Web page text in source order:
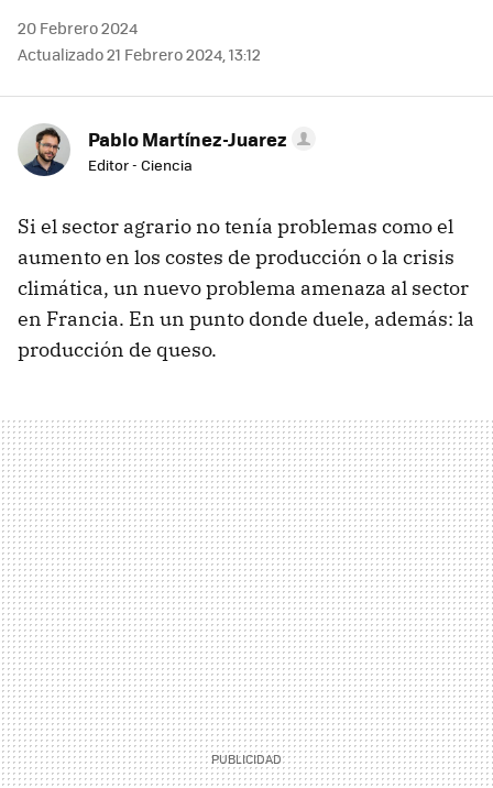
20 Febrero 2024
Actualizado 21 Febrero 2024, 13:12
Pablo Martínez-Juarez
Editor - Ciencia
Si el sector agrario no tenía problemas como el
aumento en los costes de producción o la crisis
climática, un nuevo problema amenaza al sector
en Francia. En un punto donde duele, además: la
producción de queso.